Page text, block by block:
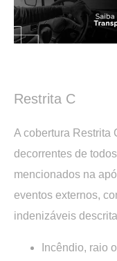
Restrita C
A cobertura Restrita
decorrentes de
mencionados na
eventos externos,
indenizáveis
Incêndio, raio